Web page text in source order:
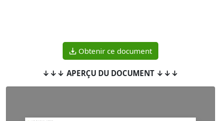
Obtenir ce document
↓↓↓ APERÇU DU DOCUMENT ↓↓↓